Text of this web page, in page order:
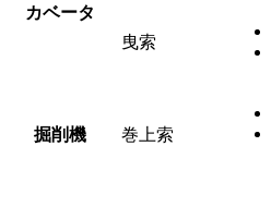
カベータ
曳索
掘削機 巻上索